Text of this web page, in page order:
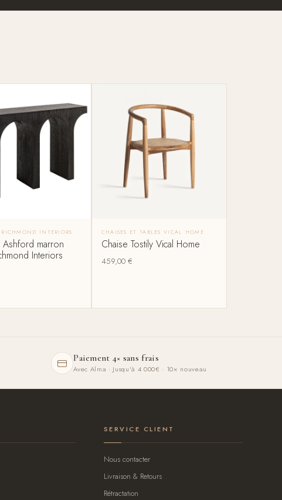
RICHMOND INTERIORS
marron
Interiors
CHAISES ET TABLES VICAL HOME
Chaise Tostily Vical Home
459,00 €
Paiement 4× sans frais
Avec Alma · Jusqu'à 4 000€ · 10× nouveau
SERVICE CLIENT
Nous contacter
Livraison & Retours
Rétractation